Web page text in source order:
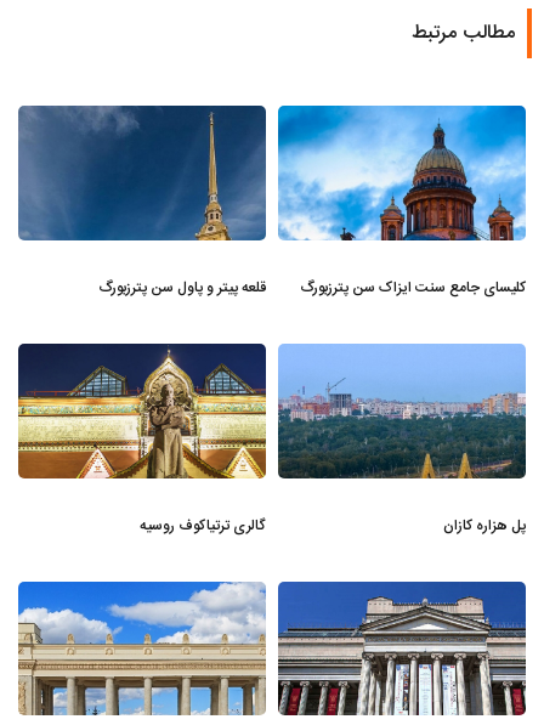
مطالب مرتبط
کلیسای جامع سنت ایزاک سن پترزبورگ قلعه پیتر و پاول سن پترزبورگ
پل هزاره کازان گالری ترتیاکوف روسیه